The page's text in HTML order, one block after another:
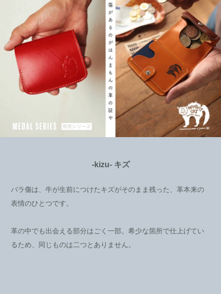
-kizu- キズ
バラ傷は、牛が生前につけたキズがそのまま残った、革本来の
表情のひとつです。
革の中でも出会える部分はごく一部。希少な箇所で仕上げてい
るため、同じものは二つとありません。